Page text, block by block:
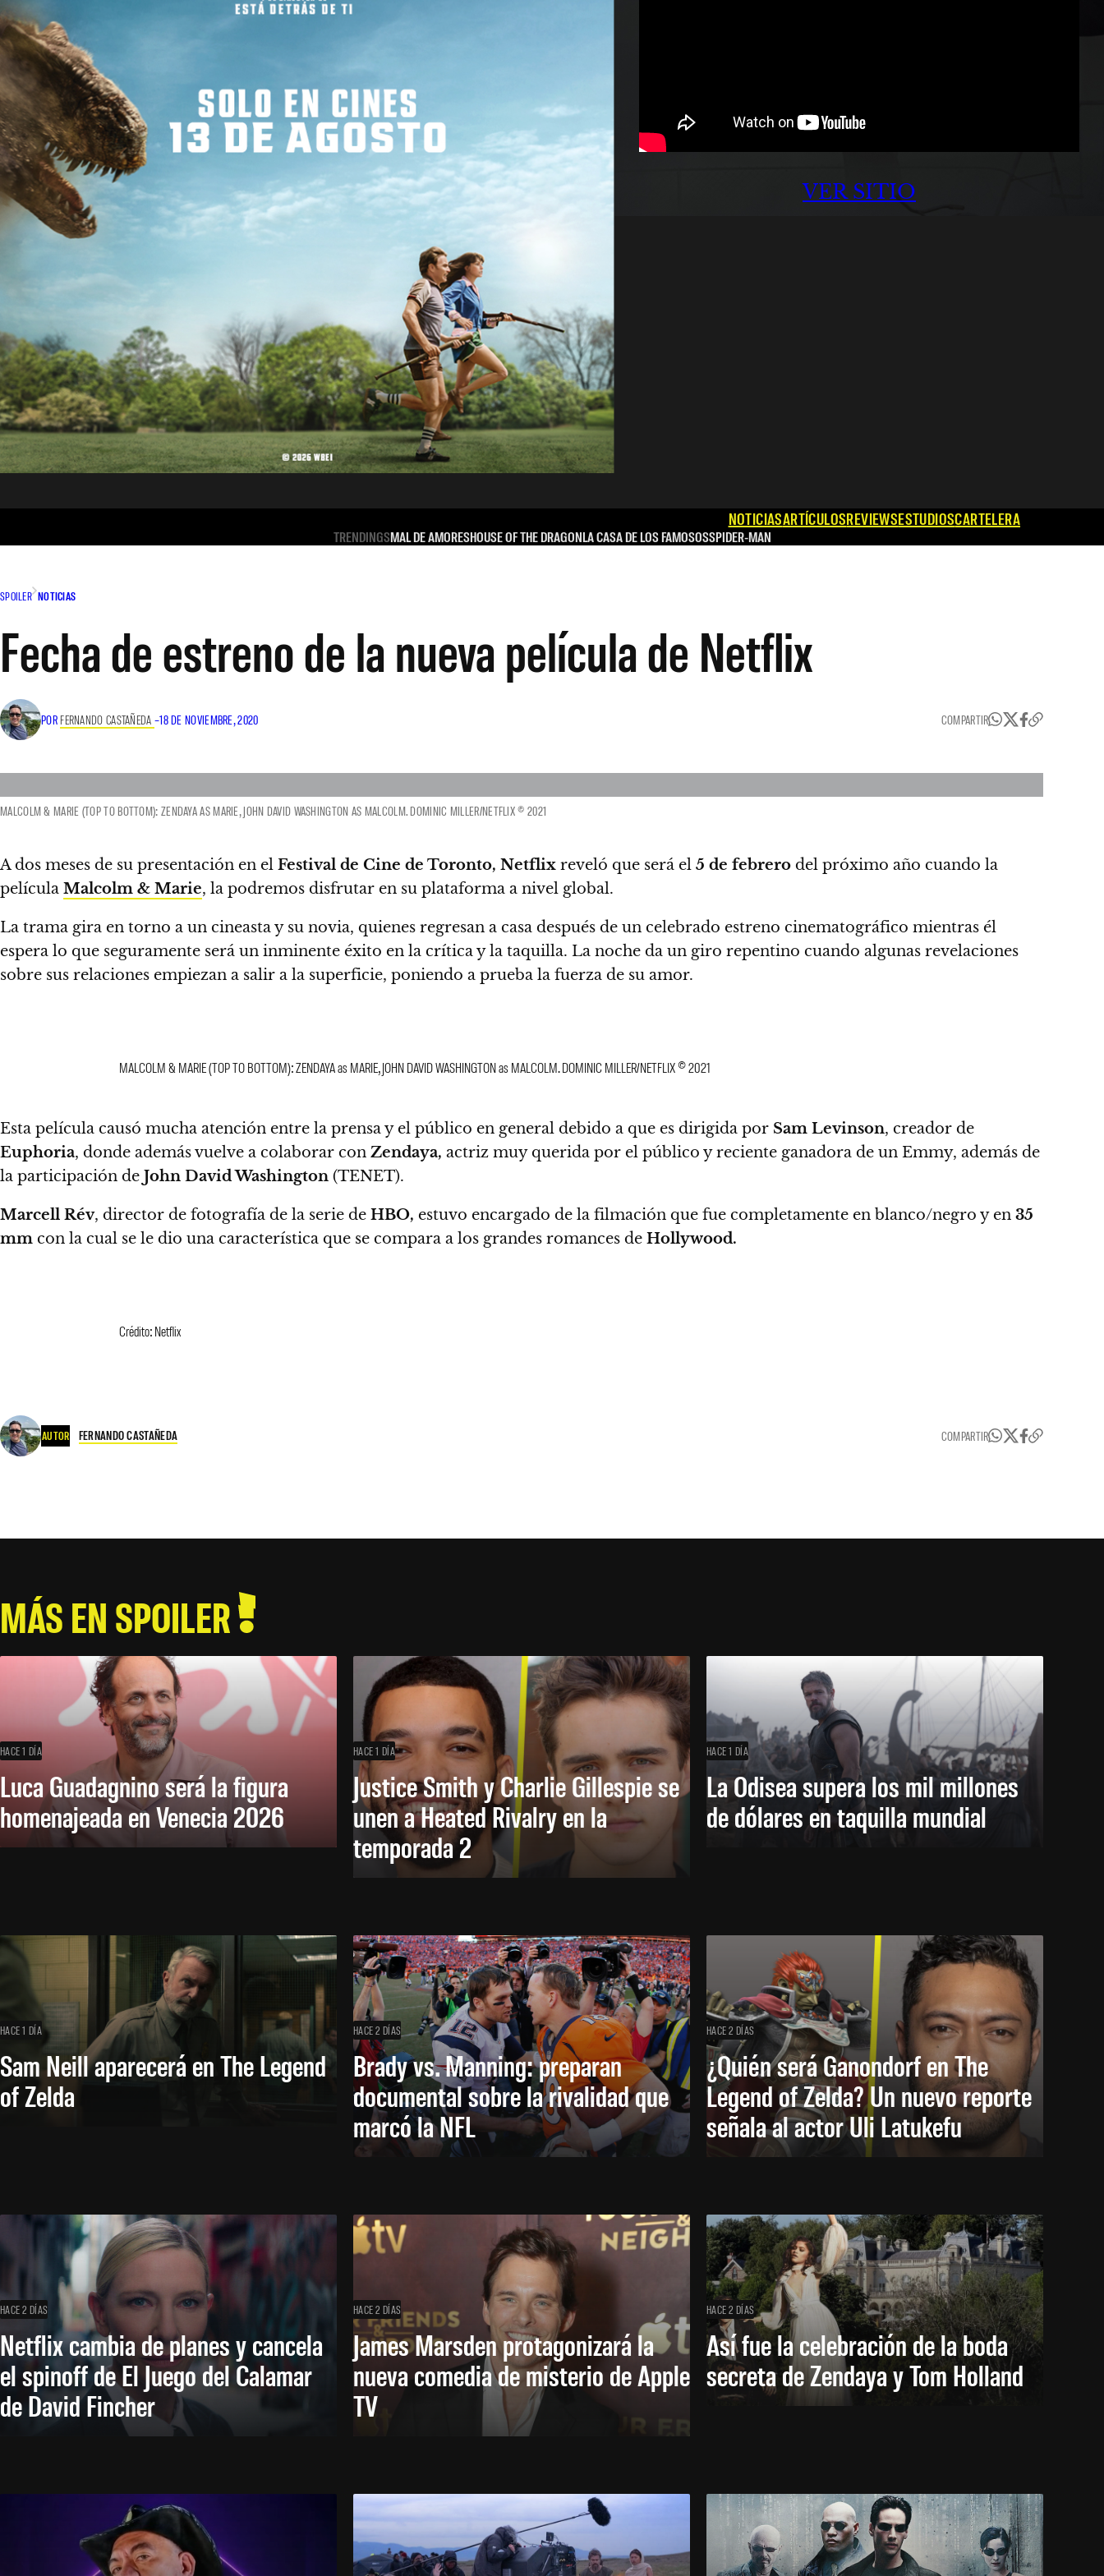
VER SITIO
NOTICIASARTÍCULOSREVIEWSESTUDIOSCARTELERA
TRENDINGSMAL DE AMORESHOUSE OF THE DRAGONLA CASA DE LOS FAMOSOSSPIDER-MAN
SPOILER NOTICIAS
Fecha de estreno de la nueva película de Netflix
POR FERNANDO CASTAÑEDA –18 DE NOVIEMBRE, 2020 COMPARTIR
MALCOLM & MARIE (TOP TO BOTTOM): ZENDAYA AS MARIE, JOHN DAVID WASHINGTON AS MALCOLM. DOMINIC MILLER/NETFLIX © 2021
A dos meses de su presentación en el Festival de Cine de Toronto, Netflix reveló que será el 5 de febrero del próximo año cuando la
película Malcolm & Marie, la podremos disfrutar en su plataforma a nivel global.
La trama gira en torno a un cineasta y su novia, quienes regresan a casa después de un celebrado estreno cinematográfico mientras él
espera lo que seguramente será un inminente éxito en la crítica y la taquilla. La noche da un giro repentino cuando algunas revelaciones
sobre sus relaciones empiezan a salir a la superficie, poniendo a prueba la fuerza de su amor.
MALCOLM & MARIE (TOP TO BOTTOM): ZENDAYA as MARIE, JOHN DAVID WASHINGTON as MALCOLM. DOMINIC MILLER/NETFLIX © 2021
Esta película causó mucha atención entre la prensa y el público en general debido a que es dirigida por Sam Levinson, creador de
Euphoria, donde además vuelve a colaborar con Zendaya, actriz muy querida por el público y reciente ganadora de un Emmy, además de
la participación de John David Washington (TENET).
Marcell Rév, director de fotografía de la serie de HBO, estuvo encargado de la filmación que fue completamente en blanco/negro y en 35
mm con la cual se le dio una característica que se compara a los grandes romances de Hollywood.
Crédito: Netflix
AUTOR FERNANDO CASTAÑEDA COMPARTIR
MÁS EN SPOILER
HACE 1 DÍA
Luca Guadagnino será la figura
homenajeada en Venecia 2026
HACE 1 DÍA
Justice Smith y Charlie Gillespie se
unen a Heated Rivalry en la
temporada 2
HACE 1 DÍA
La Odisea supera los mil millones
de dólares en taquilla mundial
HACE 1 DÍA
Sam Neill aparecerá en The Legend
of Zelda
HACE 2 DÍAS
Brady vs. Manning: preparan
documental sobre la rivalidad que
marcó la NFL
HACE 2 DÍAS
¿Quién será Ganondorf en The
Legend of Zelda? Un nuevo reporte
señala al actor Uli Latukefu
HACE 2 DÍAS
Netflix cambia de planes y cancela
el spinoff de El Juego del Calamar
de David Fincher
HACE 2 DÍAS
James Marsden protagonizará la
nueva comedia de misterio de Apple
TV
HACE 2 DÍAS
Así fue la celebración de la boda
secreta de Zendaya y Tom Holland